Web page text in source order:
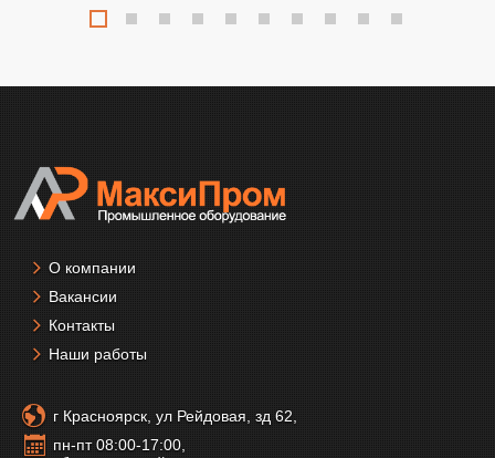
О компании
Вакансии
Контакты
Наши работы
г Красноярск, ул Рейдовая, зд 62,
пн-пт 08:00-17:00,